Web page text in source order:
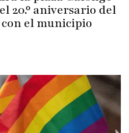
20.º aniversario del
el municipio